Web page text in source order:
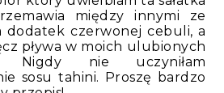
między innymi ze
dodatek czerwonej cebuli, a
pływa w moich ulubionych
Nigdy nie uczyniłam
sosu tahini. Proszę bardzo